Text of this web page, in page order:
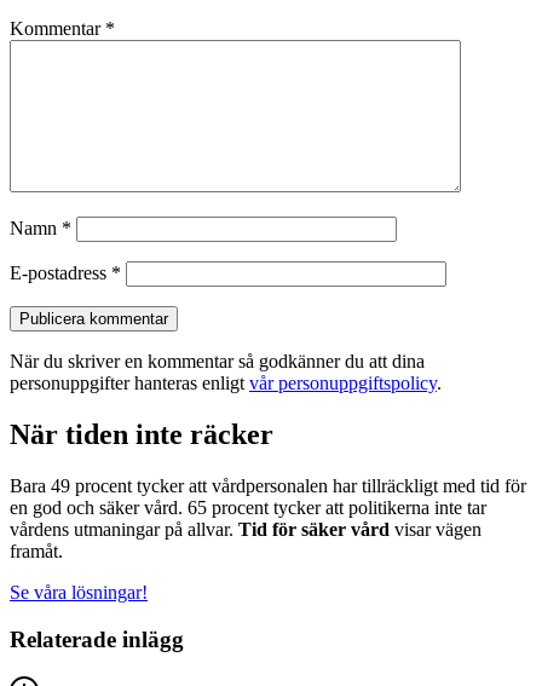
Kommentar *
Namn *
E-postadress *
När du skriver en kommentar så godkänner du att dina
personuppgifter hanteras enligt vår personuppgiftspolicy.
När tiden inte räcker
Bara 49 procent tycker att vårdpersonalen har tillräckligt med tid för
en god och säker vård. 65 procent tycker att politikerna inte tar
vårdens utmaningar på allvar. Tid för säker vård visar vägen
framåt.
Se våra lösningar!
Relaterade inlägg